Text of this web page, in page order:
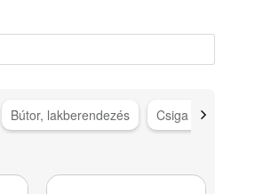
Bútor, lakberendezés Csiga gép kiegészítő